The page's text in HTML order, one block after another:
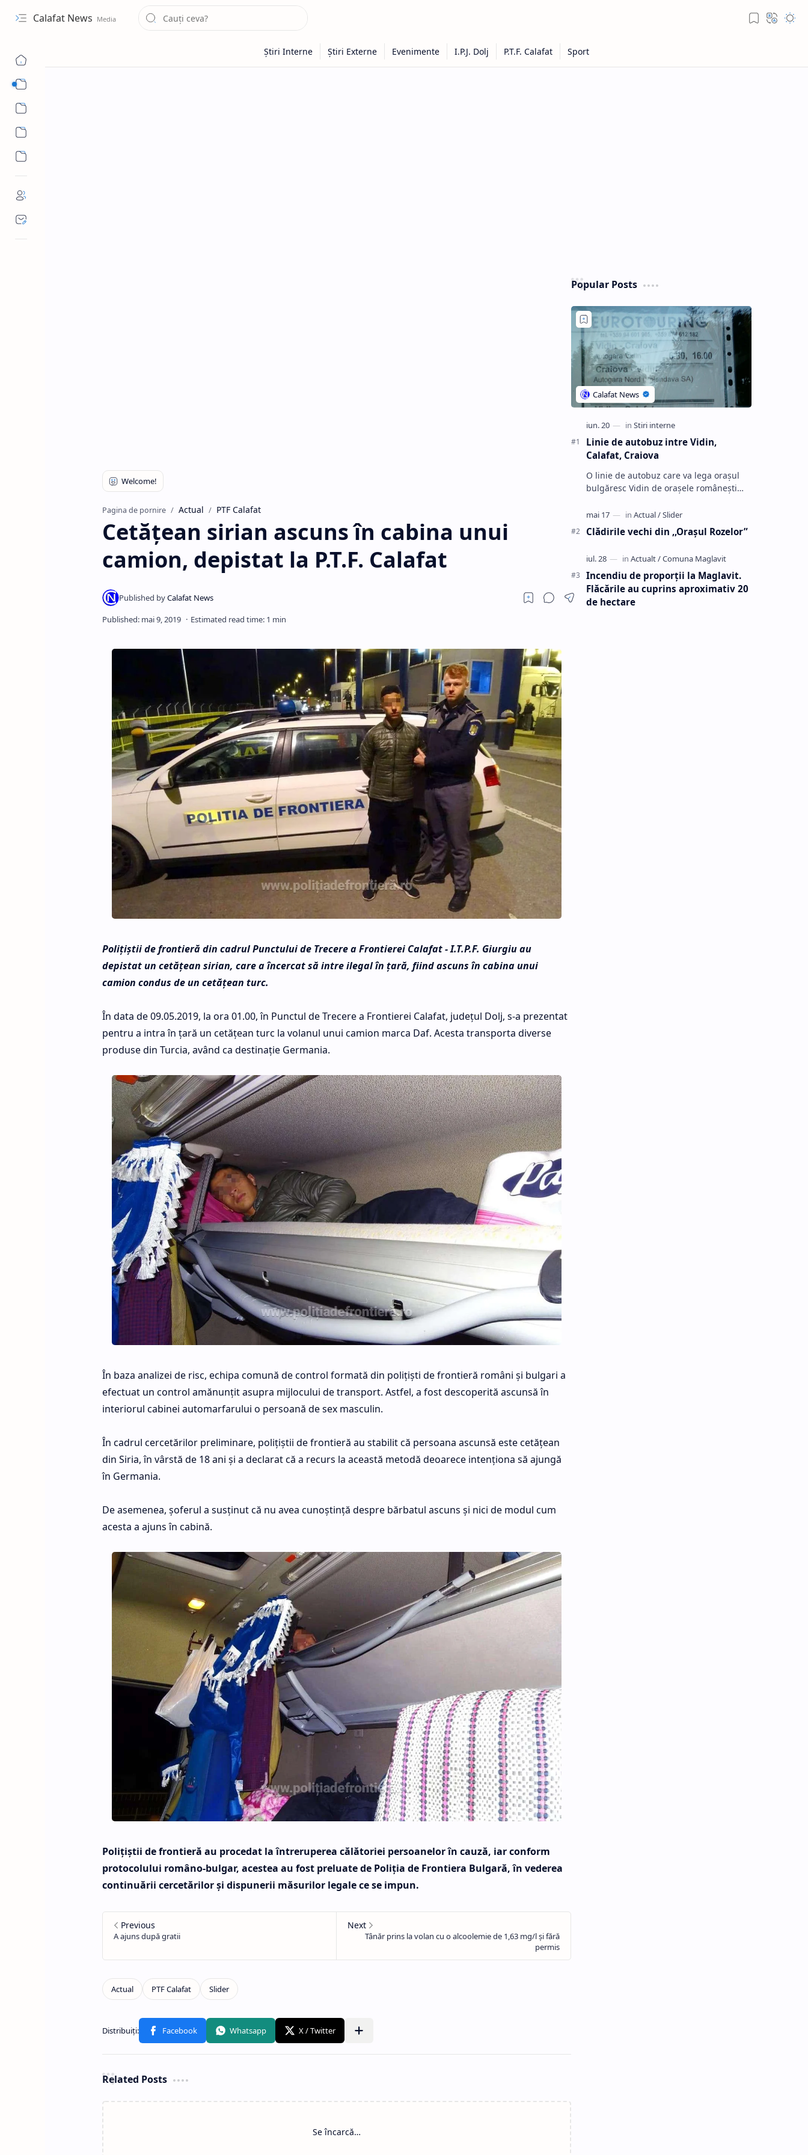
Calafat News
Pagina de pornire Actual PTF Calafat
Cetăţean sirian ascuns în cabina unui
camion, depistat la P.T.F. Calafat
Polițiștii de frontieră din cadrul Punctului de Trecere a Frontierei Calafat - I.T.P.F. Giurgiu au
depistat un cetăţean sirian, care a încercat să intre ilegal în ţară, fiind ascuns în cabina unui
camion condus de un cetăţean turc.
În data de 09.05.2019, la ora 01.00, în Punctul de Trecere a Frontierei Calafat, județul Dolj, s-a prezentat
pentru a intra în ţară un cetăţean turc la volanul unui camion marca Daf. Acesta transporta diverse
produse din Turcia, având ca destinaţie Germania.
În baza analizei de risc, echipa comună de control formată din polițiști de frontieră români şi bulgari a
efectuat un control amănunţit asupra mijlocului de transport. Astfel, a fost descoperită ascunsă în
interiorul cabinei automarfarului o persoană de sex masculin.
În cadrul cercetărilor preliminare, poliţiştii de frontieră au stabilit că persoana ascunsă este cetăţean
din Siria, în vârstă de 18 ani şi a declarat că a recurs la această metodă deoarece intenționa să ajungă
în Germania.
De asemenea, șoferul a susţinut că nu avea cunoştinţă despre bărbatul ascuns şi nici de modul cum
acesta a ajuns în cabină.
Polițiștii de frontieră au procedat la întreruperea călătoriei persoanelor în cauză, iar conform
protocolului româno-bulgar, acestea au fost preluate de Poliţia de Frontiera Bulgară, în vederea
continuării cercetărilor şi dispunerii măsurilor legale ce se impun.
Related Posts
Se încarcă…
Popular Posts
Linie de autobuz intre Vidin,
Calafat, Craiova
O linie de autobuz care va lega oraşul
bulgăresc Vidin de oraşele româneşti
în curând, informează firme …
Clădirile vechi din ,,Oraşul Rozelor”
Incendiu de proporții la Maglavit.
Flăcările au cuprins aproximativ 20
de hectare